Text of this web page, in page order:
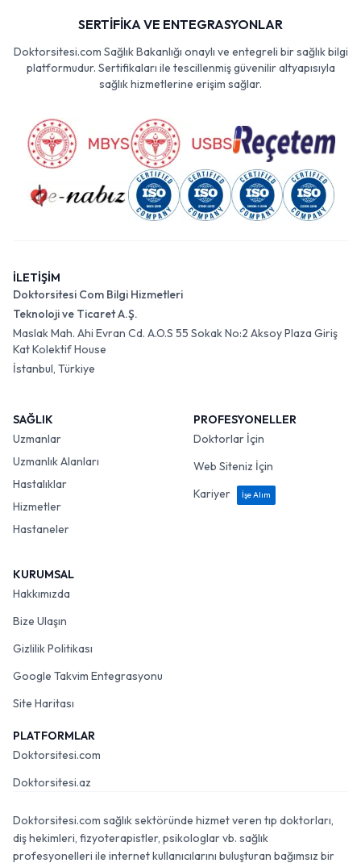
SERTİFİKA VE ENTEGRASYONLAR
Doktorsitesi.com Sağlık Bakanlığı onaylı ve entegreli bir sağlık bilgi
platformudur. Sertifikaları ile tescillenmiş güvenilir altyapısıyla
sağlık hizmetlerine erişim sağlar.
İLETİŞİM
Doktorsitesi Com Bilgi Hizmetleri
Teknoloji ve Ticaret A.Ş.
Maslak Mah. Ahi Evran Cd. A.O.S 55 Sokak No:2 Aksoy Plaza Giriş
Kat Kolektif House
İstanbul, Türkiye
SAĞLIK
Uzmanlar
Uzmanlık Alanları
Hastalıklar
Hizmetler
Hastaneler
PROFESYONELLER
Doktorlar İçin
Web Siteniz İçin
Kariyer
İşe Alım
KURUMSAL
Hakkımızda
Bize Ulaşın
Gizlilik Politikası
Google Takvim Entegrasyonu
Site Haritası
PLATFORMLAR
Doktorsitesi.com
Doktorsitesi.az
Doktorsitesi.com sağlık sektöründe hizmet veren tıp doktorları,
diş hekimleri, fizyoterapistler, psikologlar vb. sağlık
profesyonelleri ile internet kullanıcılarını buluşturan bağımsız bir